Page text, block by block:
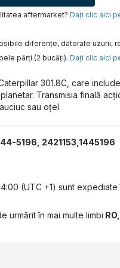
aftermarket? Daţi clic aici
diferenţe, datorate uzurii,
părţi (2 bucăţi). Daţi clic aici
301.8C, care
Transmisia finală
sau oțel.
5196, 2421153,1445196
(UTC +1) sunt expediate
urmărit în mai multe limbi